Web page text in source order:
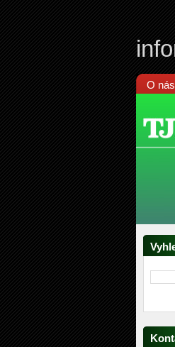
O nás